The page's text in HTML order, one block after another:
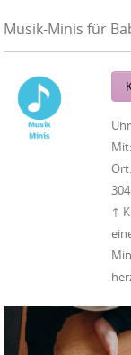
Musik-Minis für
Uhr
Mit:
Ort:
↑